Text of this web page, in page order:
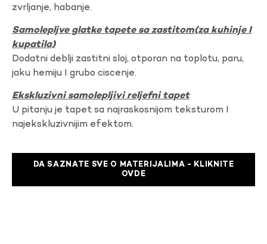
zvrljanje, habanje.
Samolepljve glatke tapete sa zastitom(za kuhinje I
kupatila)
Dodatni deblji zastitni sloj, otporan na toplotu, paru,
jaku hemiju I grubo ciscenje.
Ekskluzivni samolepljivi reljefni tapet
U pitanju je tapet sa najraskosnijom teksturom I
najekskluzivnijim efektom.
DA SAZNATE SVE O MATERIJALIMA - KLIKNITE
OVDE